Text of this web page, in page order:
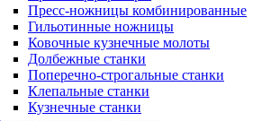
Пресс-ножницы комбинированные
Гильотинные ножницы
Ковочные кузнечные молоты
Долбежные станки
Поперечно-строгальные станки
Клепальные станки
Кузнечные станки